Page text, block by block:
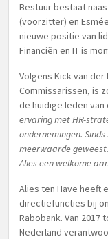
Bestuur bestaat
(voorzitter) en
nieuwe positie van
Financiën en IT is
Volgens Kick van
Commissarissen, is
de huidige leden van
ervaring met HR-
ondernemingen.
meerwaarde
Alies een welkome
Alies ten Have heeft
directiefuncties bij
Rabobank. Van 2017
Nederland